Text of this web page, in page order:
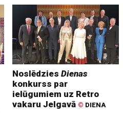
NoslēdziesDienas
konkurss par
ielūgumiem uz Retro
vakaru Jelgavā © DIENA